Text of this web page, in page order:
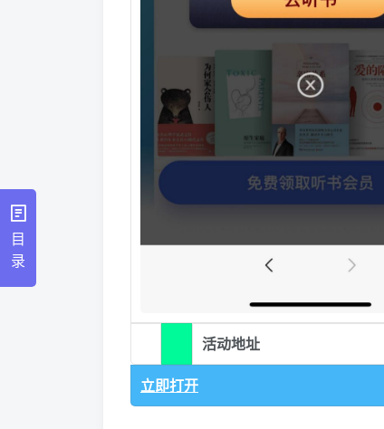
活动地址
立即打开
目
录